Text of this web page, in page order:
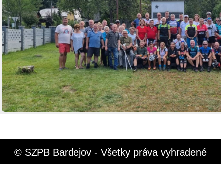
© SZPB Bardejov - Všetky práva vyhradené